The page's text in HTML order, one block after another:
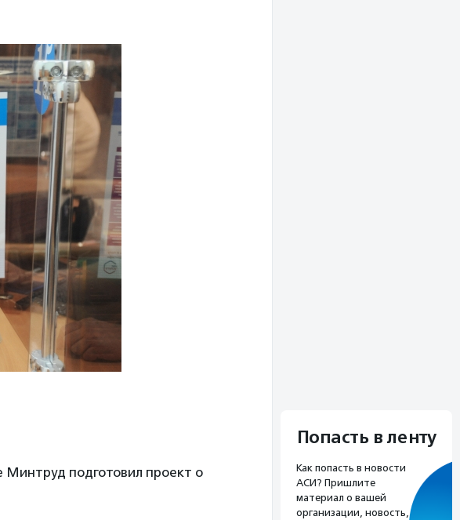
подготовил проект о
Попасть в ленту
Как попасть в новости
АСИ? Пришлите
материал о вашей
организации, новость,